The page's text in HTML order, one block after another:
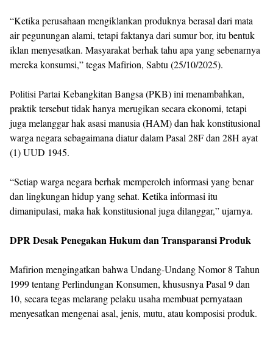
“Ketika perusahaan mengiklankan produknya berasal dari mata
air pegunungan alami, tetapi faktanya dari sumur bor, itu bentuk
iklan menyesatkan. Masyarakat berhak tahu apa yang sebenarnya
mereka konsumsi,” tegas Mafirion, Sabtu (25/10/2025).
Politisi Partai Kebangkitan Bangsa (PKB) ini menambahkan,
praktik tersebut tidak hanya merugikan secara ekonomi, tetapi
juga melanggar hak asasi manusia (HAM) dan hak konstitusional
warga negara sebagaimana diatur dalam Pasal 28F dan 28H ayat
(1) UUD 1945.
“Setiap warga negara berhak memperoleh informasi yang benar
dan lingkungan hidup yang sehat. Ketika informasi itu
dimanipulasi, maka hak konstitusional juga dilanggar,” ujarnya.
DPR Desak Penegakan Hukum dan Transparansi Produk
Mafirion mengingatkan bahwa Undang-Undang Nomor 8 Tahun
1999 tentang Perlindungan Konsumen, khususnya Pasal 9 dan
10, secara tegas melarang pelaku usaha membuat pernyataan
menyesatkan mengenai asal, jenis, mutu, atau komposisi produk.